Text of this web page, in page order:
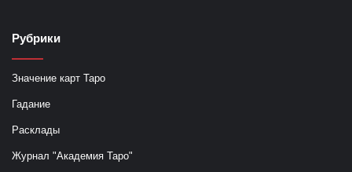
Рубрики
Значение карт Таро
Гадание
Расклады
Журнал "Академия Таро"